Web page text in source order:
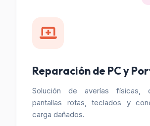
Reparación de PC y
Solución de averías físicas,
pantallas rotas, teclados y
carga dañados.